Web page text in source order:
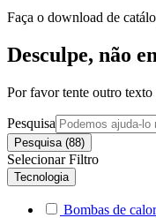
Faça o download de
Desculpe, não
Por favor tente outro
Pesquisa
Pesquisa (88)
Selecionar Filtro
Tecnologia
Bombas de calor